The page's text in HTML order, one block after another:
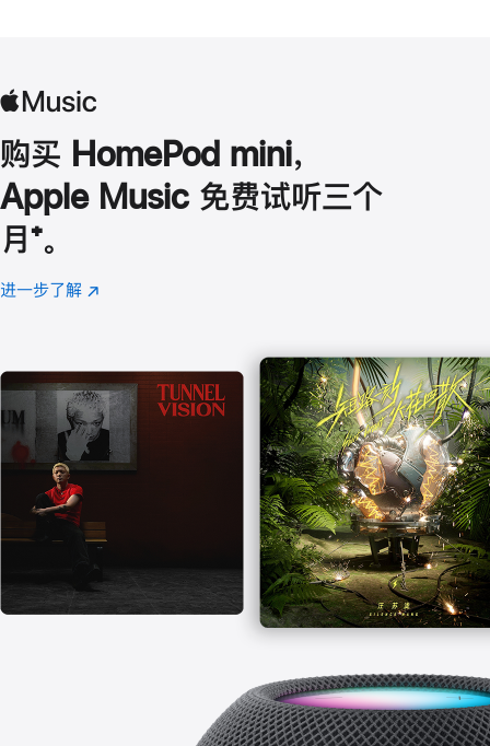
购买 HomePod mini，
Apple Music 免费试听三个
月 脚
注
⁺。
进一步了解 Apple
(在
口
中
打
开)